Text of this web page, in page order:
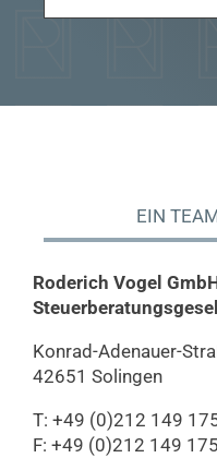
EIN
Roderich Vogel
Konrad-Adenauer-
42651 Solingen
T: +49 (0)212 149
F: +49 (0)212 149